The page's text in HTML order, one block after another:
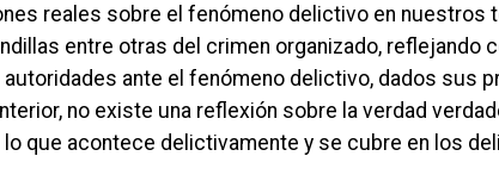
reales sobre el fenómeno delictivo en nuestros
entre otras del crimen organizado, reflejando
ante el fenómeno delictivo, dados sus
no existe una reflexión sobre la verdad
que acontece delictivamente y se cubre en los